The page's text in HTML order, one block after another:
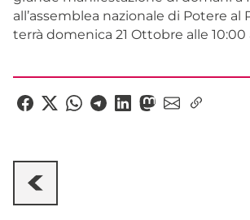
all’assemblea nazionale di Potere al
terrà domenica 21 Ottobre alle